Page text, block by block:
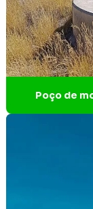
Estudo
Estudo de
Estudo de
Poço de